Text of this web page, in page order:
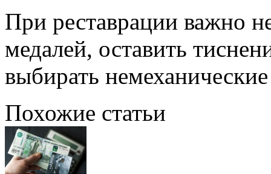
При реставрации важно
медалей, оставить
выбирать
Похожие статьи